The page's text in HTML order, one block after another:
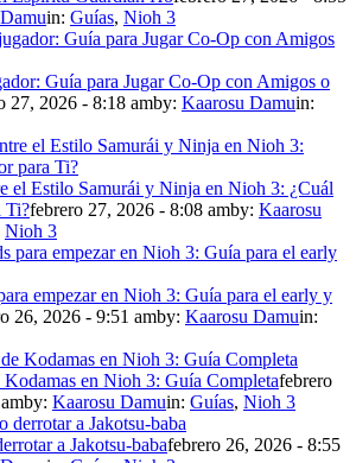
in: Guías, Nioh 3
Guía para Jugar Co-Op con Amigos o
27, 2026 - 8:18 amby: Kaarosu Damuin:
el Estilo Samurái y Ninja en Nioh 3: ¿Cuál
Ti?febrero 27, 2026 - 8:08 amby: Kaarosu
Nioh 3
empezar en Nioh 3: Guía para el early y
26, 2026 - 9:51 amby: Kaarosu Damuin:
en Nioh 3: Guía Completafebrero
by: Kaarosu Damuin: Guías, Nioh 3
a Jakotsu-babafebrero 26, 2026 - 8:55